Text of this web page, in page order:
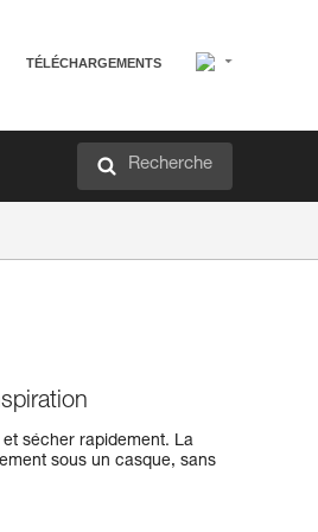
TÉLÉCHARGEMENTS
Recherche
sécher rapidement. La
sous un casque, sans